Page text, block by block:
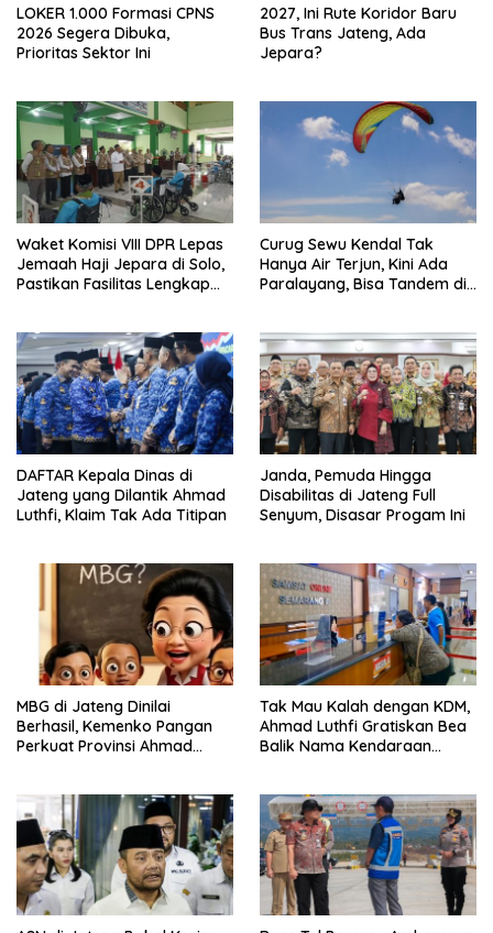
LOKER 1.000 Formasi CPNS
2026 Segera Dibuka,
Prioritas Sektor Ini
2027, Ini Rute Koridor Baru
Bus Trans Jateng, Ada
Jepara?
Waket Komisi VIII DPR Lepas
Jemaah Haji Jepara di Solo,
Pastikan Fasilitas Lengkap
Curug Sewu Kendal Tak
Hanya Air Terjun, Kini Ada
Paralayang, Bisa Tandem di
DAFTAR Kepala Dinas di
Jateng yang Dilantik Ahmad
Luthfi, Klaim Tak Ada Titipan
Janda, Pemuda Hingga
Disabilitas di Jateng Full
Senyum, Disasar Progam Ini
MBG di Jateng Dinilai
Berhasil, Kemenko Pangan
Perkuat Provinsi Ahmad
Tak Mau Kalah dengan KDM,
Ahmad Luthfi Gratiskan Bea
Balik Nama Kendaraan